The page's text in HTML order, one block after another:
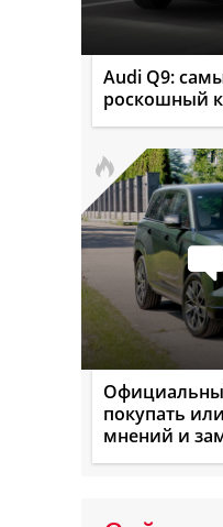
Audi Q9:
роскошный
покупать
мнений и